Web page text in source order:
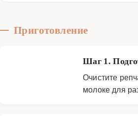
Приготовление
Шаг 1.
Очистите
молоке для